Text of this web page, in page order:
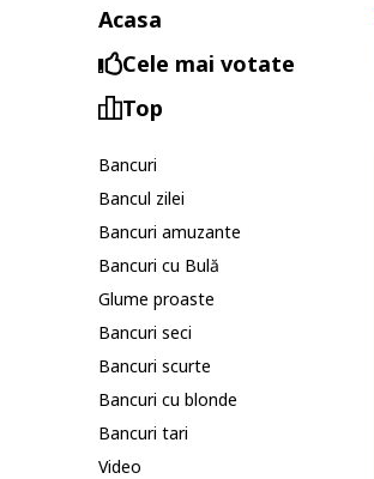
Acasa
Cele mai votate
Top
Bancuri
Bancul zilei
Bancuri amuzante
Bancuri cu Bulă
Glume proaste
Bancuri seci
Bancuri scurte
Bancuri cu blonde
Bancuri tari
Video